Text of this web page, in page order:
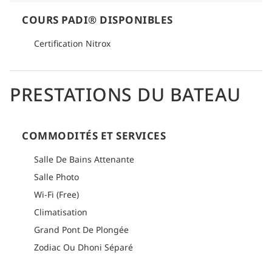
COURS PADI® DISPONIBLES
Certification Nitrox
PRESTATIONS DU BATEAU
COMMODITÉS ET SERVICES
Salle De Bains Attenante
Salle Photo
Wi-Fi (Free)
Climatisation
Grand Pont De Plongée
Zodiac Ou Dhoni Séparé